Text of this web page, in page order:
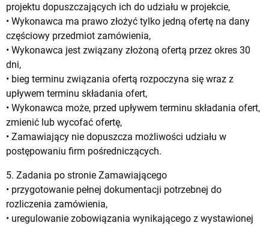
projektu dopuszczających ich do udziału w projekcie,
• Wykonawca ma prawo złożyć tylko jedną ofertę na dany
częściowy przedmiot zamówienia,
• Wykonawca jest związany złożoną ofertą przez okres 30
dni,
• bieg terminu związania ofertą rozpoczyna się wraz z
upływem terminu składania ofert,
• Wykonawca może, przed upływem terminu składania ofert,
zmienić lub wycofać ofertę,
• Zamawiający nie dopuszcza możliwości udziału w
postępowaniu firm pośredniczących.
5. Zadania po stronie Zamawiającego
• przygotowanie pełnej dokumentacji potrzebnej do
rozliczenia zamówienia,
• uregulowanie zobowiązania wynikającego z wystawionej